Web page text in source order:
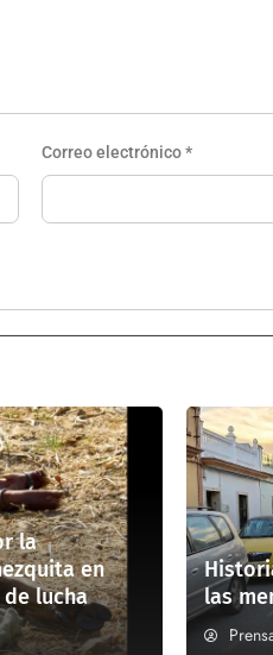
Correo electrónico*
la
en
lucha
las